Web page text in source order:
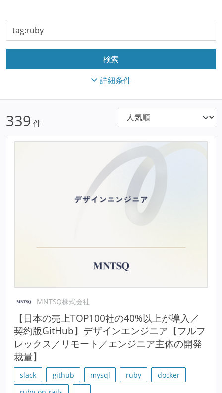
詳細条件
339 件
MNTSQ株式会社
【日本の売上TOP100社の40%以上が導入／
契約版GitHub】デザインエンジニア【フルフ
レックス／リモート／エンジニア主体の開発
裁量】
slack github mysql ruby
docker